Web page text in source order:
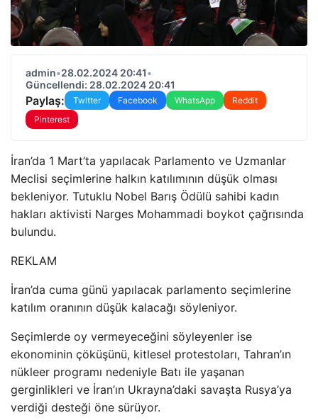
admin•28.02.2024 20:41•
Güncellendi: 28.02.2024 20:41
Paylaş: Twitter Facebook WhatsApp
Reddit
Pinterest
İran’da 1 Mart’ta yapılacak Parlamento ve Uzmanlar
Meclisi seçimlerine halkın katılımının düşük olması
bekleniyor. Tutuklu Nobel Barış Ödülü sahibi kadın
hakları aktivisti Narges Mohammadi boykot çağrısında
bulundu.
REKLAM
İran’da cuma günü yapılacak parlamento seçimlerine
katılım oranının düşük kalacağı söyleniyor.
Seçimlerde oy vermeyeceğini söyleyenler ise
ekonominin çöküşünü, kitlesel protestoları, Tahran’ın
nükleer programı nedeniyle Batı ile yaşanan
gerginlikleri ve İran’ın Ukrayna’daki savaşta Rusya’ya
verdiği desteği öne sürüyor.